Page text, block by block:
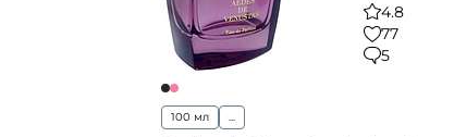
4.8
77
5
100 мл ...